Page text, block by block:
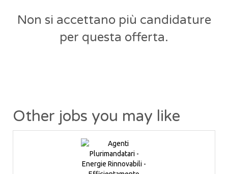
Non si accettano più candidature
per questa offerta.
Other jobs you may like